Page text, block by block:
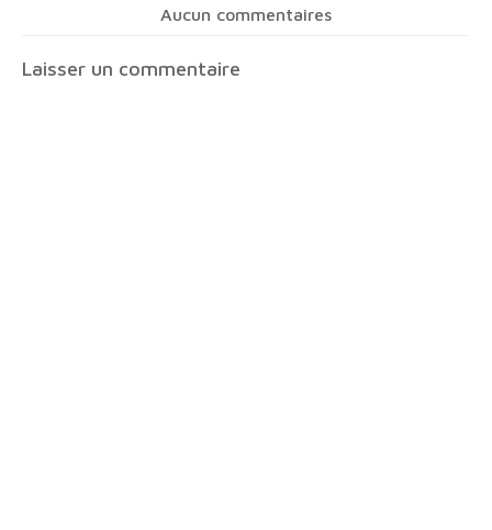
Aucun commentaires
Laisser un commentaire